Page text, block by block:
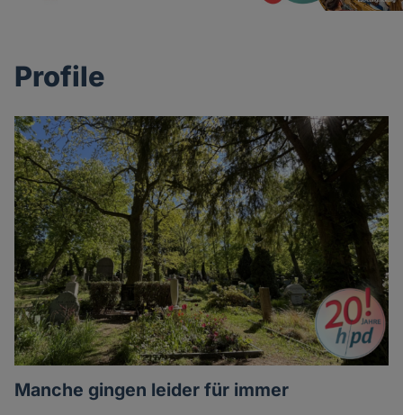
Profile
Manche gingen leider für immer